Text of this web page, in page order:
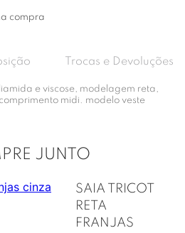
compra
Trocas e Devoluções
e viscose, modelagem reta,
midi. modelo veste
JUNTO
SAIA TRICOT
RETA
FRANJAS